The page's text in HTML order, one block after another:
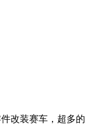
改装赛车，超多的